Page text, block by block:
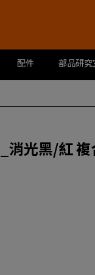
配件 部品研究
消光黑/紅